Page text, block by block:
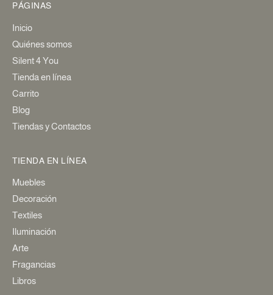
PÁGINAS
Inicio
Quiénes somos
Silent 4 You
Tienda en línea
Carrito
Blog
Tiendas y Contactos
TIENDA EN LÍNEA
Muebles
Decoración
Textiles
Iluminación
Arte
Fragancias
Libros